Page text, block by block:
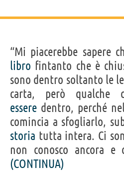
“Mi piacerebbe sapere
libro fintanto che è
sono dentro soltanto le
carta, però qualche
essere dentro, perché
comincia a sfogliarlo,
storia tutta intera. Ci
non conosco ancora
(CONTINUA)